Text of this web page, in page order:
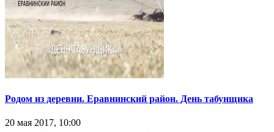
Родом из деревни. Еравнинский район. День табунщика
20 мая 2017, 10:00